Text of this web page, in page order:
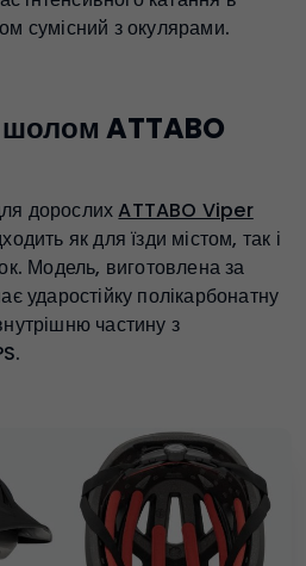
сумісний з окулярами.
ATTABO
дорослихATTABO Viper
як для їзди містом, так і
Модель, виготовлена за
ударостійку полікарбонатну
частину з